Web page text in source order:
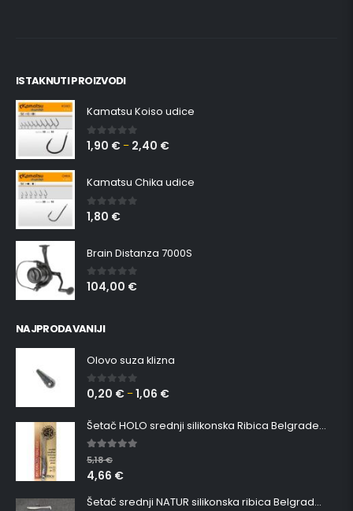
ISTAKNUTI PROIZVODI
Kamatsu Koiso udice
0 out of 5
1,90 € – 2,40 €
Kamatsu Chika udice
0 out of 5
1,80 €
Brain Distanza 7000S
0out of 5
104,00 €
NAJPRODAVANIJI
Olovo suza klizna
0 out of 5
0,20 € –1,06 €
Šetač HOLO srednji silikonska Ribica Belgrade Walker
5.00out of 5
5,18€
4,66 €
Šetač srednji NATUR silikonska ribica Belgrade Walker